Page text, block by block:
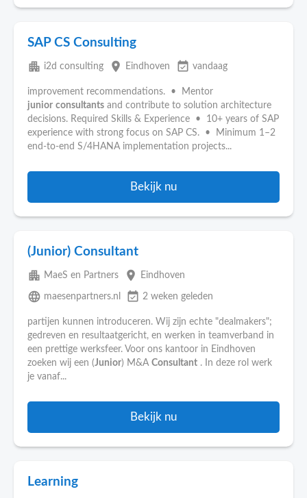
SAP CS Consulting
apartment i2d consulting place Eindhoven event_available vandaag
improvement recommendations. • Mentor
junior consultants and contribute to solution architecture
decisions. Required Skills & Experience • 10+ years of SAP
experience with strong focus on SAP CS. • Minimum 1–2
end-to-end S/4HANA implementation projects...
Bekijk nu
(Junior) Consultant
apartment MaeS en Partners place Eindhoven
language maesenpartners.nl event_available 2 weken geleden
partijen kunnen introduceren. Wij zijn echte "dealmakers";
gedreven en resultaatgericht, en werken in teamverband in
een prettige werksfeer. Voor ons kantoor in Eindhoven
zoeken wij een (Junior) M&A Consultant . In deze rol werk
je vanaf...
Bekijk nu
Learning